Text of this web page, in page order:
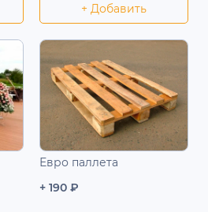
+ Добавить
Евро паллета
+ 190 ₽